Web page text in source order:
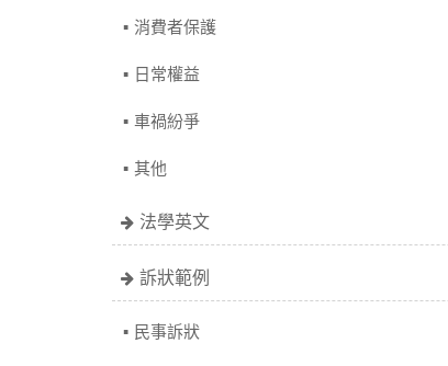
消費者保護
日常權益
車禍紛爭
其他
法學英文
訴狀範例
民事訴狀